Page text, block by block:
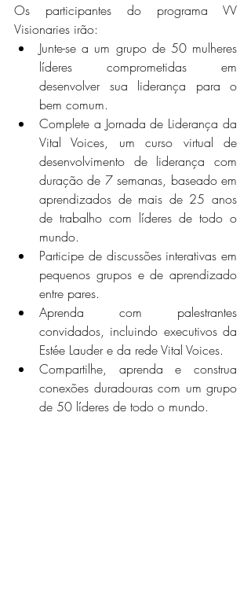
Os participantes do programa VV
Visionaries irão:
Junte-se a um grupo de 50 mulheres
líderes comprometidas em
desenvolver sua liderança para o
bem comum.
Complete a Jornada de Liderança da
Vital Voices, um curso virtual de
desenvolvimento de liderança com
duração de 7 semanas, baseado em
aprendizados de mais de 25 anos
de trabalho com líderes de todo o
mundo.
Participe de discussões interativas em
pequenos grupos e de aprendizado
entre pares.
Aprenda com palestrantes
convidados, incluindo executivos da
Estée Lauder e da rede Vital Voices.
Compartilhe, aprenda e construa
conexões duradouras com um grupo
de 50 líderes de todo o mundo.